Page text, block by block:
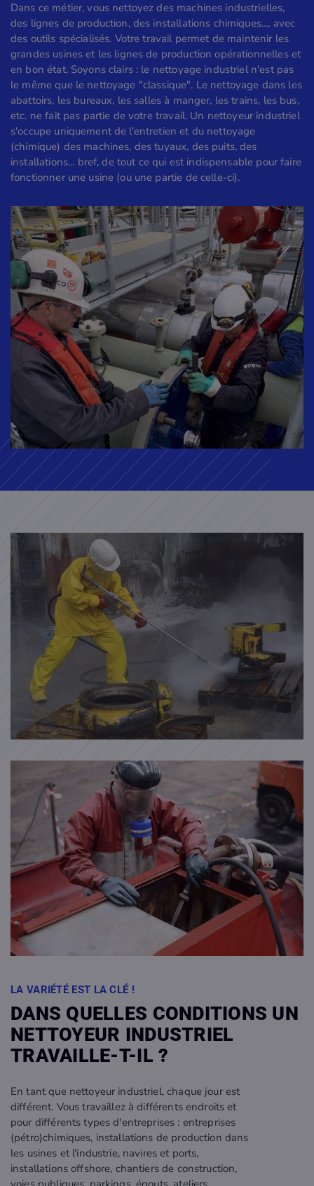
Dans ce métier, vous nettoyez des machines industrielles,
des lignes de production, des installations chimiques..., avec
des outils spécialisés. Votre travail permet de maintenir les
grandes usines et les lignes de production opérationnelles et
en bon état. Soyons clairs : le nettoyage industriel n'est pas
le même que le nettoyage "classique". Le nettoyage dans les
abattoirs, les bureaux, les salles à manger, les trains, les bus,
etc. ne fait pas partie de votre travail. Un nettoyeur industriel
s'occupe uniquement de l'entretien et du nettoyage
(chimique) des machines, des tuyaux, des puits, des
installations... bref, de tout ce qui est indispensable pour faire
fonctionner une usine (ou une partie de celle-ci).
LA VARIÉTÉ EST LA CLÉ !
DANS QUELLES CONDITIONS UN
NETTOYEUR INDUSTRIEL
TRAVAILLE-T-IL ?
En tant que nettoyeur industriel, chaque jour est
différent. Vous travaillez à différents endroits et
pour différents types d'entreprises : entreprises
(pétro)chimiques, installations de production dans
les usines et l'industrie, navires et ports,
installations offshore, chantiers de construction,